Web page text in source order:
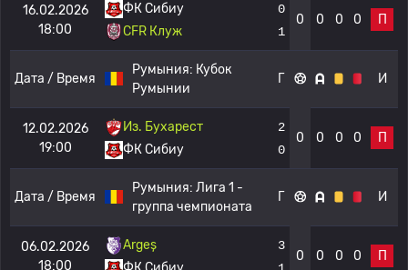
16.02.2026
18:00
ФК Сибиу
CFR Клуж
0
1
0 0 0 0 П
Дата / Время
Румыния: Кубок
Румынии
Г И
12.02.2026
19:00
Из. Бухарест
ФК Сибиу
2
0
0 0 0 0 П
Дата / Время
Румыния: Лига 1 -
группа чемпионата
Г И
06.02.2026
18:00
Argeș
3
0 0 0 0 П